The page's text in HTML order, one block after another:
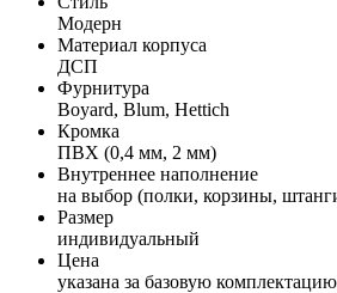
Модерн
Материал корпуса
ДСП
Фурнитура
Boyard, Blum, Hettich
Кромка
ПВХ (0,4 мм, 2 мм)
Внутреннее наполнение
на выбор (полки, корзины,
Размер
индивидуальный
Цена
указана за базовую комплектацию